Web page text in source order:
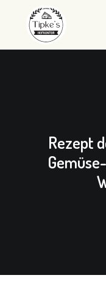
LANDEIER
LANDEIS
Rezept